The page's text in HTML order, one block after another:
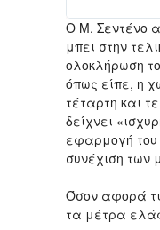
Ο Μ. Σεντένο
μπει στην
ολοκλήρωση
όπως είπε, η
τέταρτη και
δείχνει
εφαρμογή
συνέχιση των
Όσον αφορά
τα μέτρα